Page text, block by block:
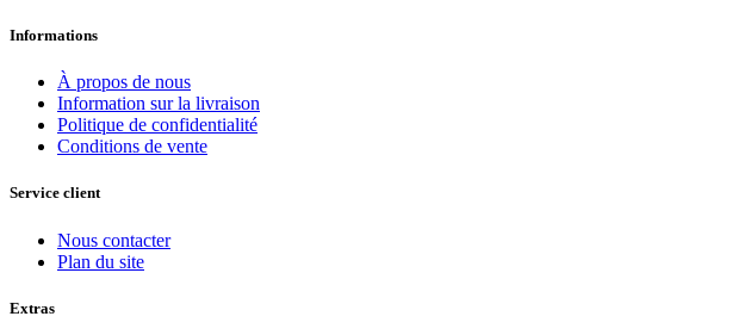
Informations
À propos de nous
Information sur la livraison
Politique de confidentialité
Conditions de vente
Service client
Nous contacter
Plan du site
Extras